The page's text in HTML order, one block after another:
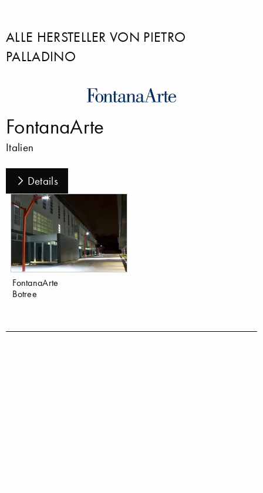
ALLE HERSTELLER VON PIETRO
PALLADINO
FontanaArte
Italien
Details
FontanaArte
Botree